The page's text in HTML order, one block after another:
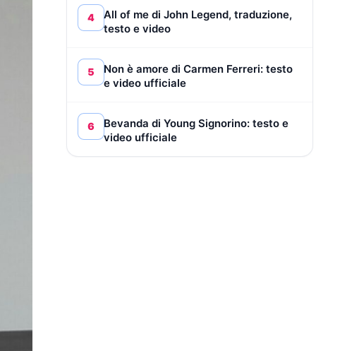
4
All of me di John Legend, traduzione,
testo e video
5
Non è amore di Carmen Ferreri: testo
e video ufficiale
6
Bevanda di Young Signorino: testo e
video ufficiale